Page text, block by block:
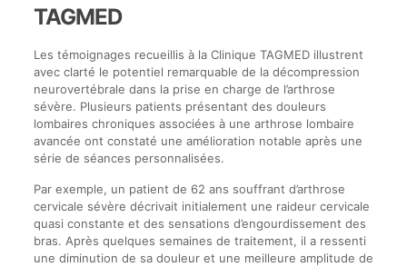
TAGMED
Les témoignages recueillis à la Clinique TAGMED illustrent
avec clarté le potentiel remarquable de la décompression
neurovertébrale dans la prise en charge de l’arthrose
sévère. Plusieurs patients présentant des douleurs
lombaires chroniques associées à une arthrose lombaire
avancée ont constaté une amélioration notable après une
série de séances personnalisées.
Par exemple, un patient de 62 ans souffrant d’arthrose
cervicale sévère décrivait initialement une raideur cervicale
quasi constante et des sensations d’engourdissement des
bras. Après quelques semaines de traitement, il a ressenti
une diminution de sa douleur et une meilleure amplitude de